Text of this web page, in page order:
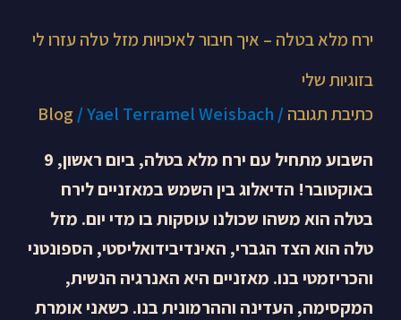
ירח מלא בטלה – איך חיבור לאיכויות מזל טלה עזרו לי
בזוגיות שלי
כתיבת תגובה /
Blog /Yael Terramel Weisbach
השבוע מתחיל עם ירח מלא בטלה, ביום ראשון, 9
באוקטובר! הדיאלוג בין השמש במאזניים לירח
בטלה הוא משהו שכולנו עוסקות בו מדי יום. מזל
טלה הוא הצד הגברי, האינדיבידואליסטי, הספונטני
והכריזמטי בנו. מאזניים היא האנרגיה הנשית,
המקסימה, העדינה וההרמונית בנו. כשאני אומרת